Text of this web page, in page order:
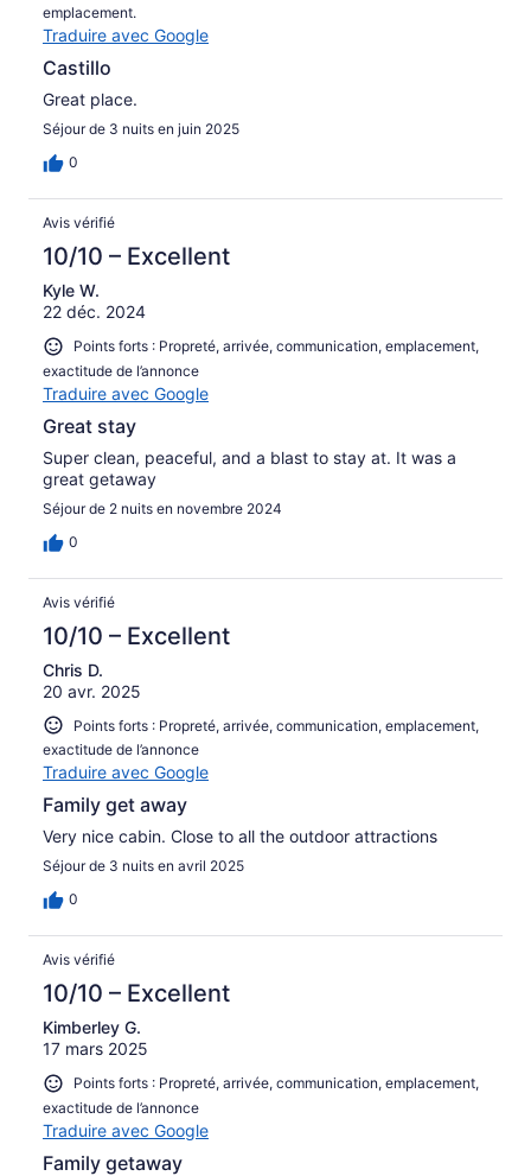
emplacement.
Traduire avec Google
Castillo
Great place.
Séjour de 3 nuits en juin 2025
0
Avis vérifié
10/10 – Excellent
Kyle W.
22 déc. 2024
Points forts : Propreté, arrivée, communication, emplacement,
exactitude de l’annonce
Traduire avec Google
Great stay
Super clean, peaceful, and a blast to stay at. It was a
great getaway
Séjour de 2 nuits en novembre 2024
0
Avis vérifié
10/10 – Excellent
Chris D.
20 avr. 2025
Points forts : Propreté, arrivée, communication, emplacement,
exactitude de l’annonce
Traduire avec Google
Family get away
Very nice cabin. Close to all the outdoor attractions
Séjour de 3 nuits en avril 2025
0
Avis vérifié
10/10 – Excellent
Kimberley G.
17 mars 2025
Points forts : Propreté, arrivée, communication, emplacement,
exactitude de l’annonce
Traduire avec Google
Family getaway